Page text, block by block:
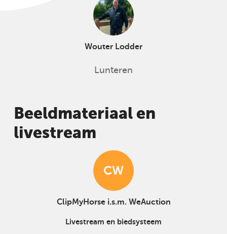
Wouter Lodder
Lunteren
Beeldmateriaal en
livestream
CW
ClipMyHorse i.s.m. WeAuction
Livestream en biedsysteem